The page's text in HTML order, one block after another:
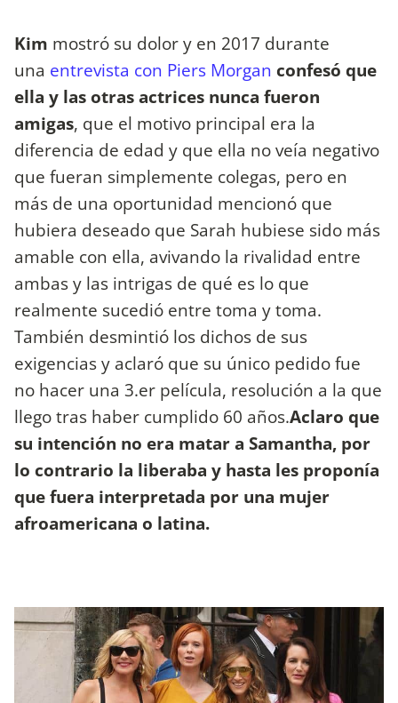
Kim mostró su dolor y en 2017 durante
una entrevista con Piers Morgan confesó que
ella y las otras actrices nunca fueron
amigas, que el motivo principal era la
diferencia de edad y que ella no veía negativo
que fueran simplemente colegas, pero en
más de una oportunidad mencionó que
hubiera deseado que Sarah hubiese sido más
amable con ella, avivando la rivalidad entre
ambas y las intrigas de qué es lo que
realmente sucedió entre toma y toma.
También desmintió los dichos de sus
exigencias y aclaró que su único pedido fue
no hacer una 3.er película, resolución a la que
llego tras haber cumplido 60 años.Aclaro que
su intención no era matar a Samantha, por
lo contrario la liberaba y hasta les proponía
que fuera interpretada por una mujer
afroamericana o latina.